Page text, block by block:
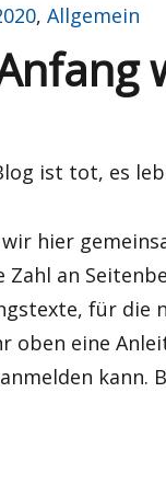
,Allgemein
ist tot, es
hier
Zahl an
für die
oben eine
kann.
ein Zauber